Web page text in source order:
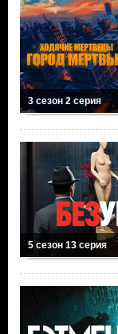
3 сезон 2 серия
5 сезон 13 серия